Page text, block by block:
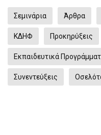
Σεμινάρια Άρθρα
ΚΔΗΦ Προκηρύξεις
Εκπαιδευτικά
Συνεντεύξεις